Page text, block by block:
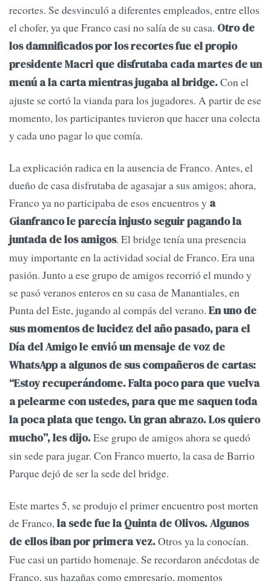
recortes. Se desvinculó a diferentes empleados, entre ellos
el chofer, ya que Franco casi no salía de su casa. Otro de
los damnificados por los recortes fue el propio
presidente Macri que disfrutaba cada martes de un
menú a la carta mientras jugaba al bridge.Con el
ajuste se cortó la vianda para los jugadores. A partir de ese
momento, los participantes tuvieron que hacer una colecta
y cada uno pagar lo que comía.
La explicación radica en la ausencia de Franco. Antes, el
dueño de casa disfrutaba de agasajar a sus amigos; ahora,
Franco ya no participaba de esos encuentros y a
Gianfranco le parecía injusto seguir pagando la
juntada de los amigos. El bridge tenía una presencia
muy importante en la actividad social de Franco. Era una
pasión. Junto a ese grupo de amigos recorrió el mundo y
se pasó veranos enteros en su casa de Manantiales, en
Punta del Este, jugando al compás del verano. En uno de
sus momentos de lucidez del año pasado, para el
Día del Amigo le envió un mensaje de voz de
WhatsApp a algunos de sus compañeros de cartas:
“Estoy recuperándome. Falta poco para que vuelva
a pelearme con ustedes, para que me saquen toda
la poca plata que tengo. Un gran abrazo. Los quiero
mucho”, les dijo.Ese grupo de amigos ahora se quedó
sin sede para jugar. Con Franco muerto, la casa de Barrio
Parque dejó de ser la sede del bridge.
Este martes 5, se produjo el primer encuentro post morten
de Franco,la sede fue la Quinta de Olivos. Algunos
de ellos iban por primera vez.Otros ya la conocían.
Fue casi un partido homenaje. Se recordaron anécdotas de
Franco, sus hazañas como empresario, momentos